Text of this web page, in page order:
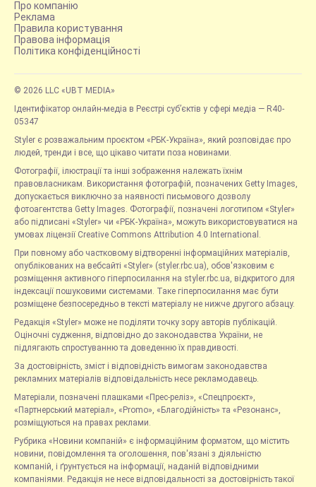
Про компанію
Реклама
Правила користування
Правова інформація
Політика конфіденційності
© 2026 LLC «UBT MEDIA»
Ідентифікатор онлайн-медіа в Реєстрі суб’єктів у сфері медіа — R40-
05347
Styler є розважальним проєктом «РБК-Україна», який розповідає про
людей, тренди і все, що цікаво читати поза новинами.
Фотографії, ілюстрації та інші зображення належать їхнім
правовласникам. Використання фотографій, позначених Getty Images,
допускається виключно за наявності письмового дозволу
фотоагентства Getty Images. Фотографії, позначені логотипом «Styler»
або підписані «Styler» чи «РБК-Україна», можуть використовуватися на
умовах ліцензії Creative Commons Attribution 4.0 International.
При повному або частковому відтворенні інформаційних матеріалів,
опублікованих на вебсайті «Styler» (styler.rbc.ua), обов'язковим є
розміщення активного гіперпосилання на styler.rbc.ua, відкритого для
індексації пошуковими системами. Таке гіперпосилання має бути
розміщене безпосередньо в тексті матеріалу не нижче другого абзацу.
Редакція «Styler» може не поділяти точку зору авторів публікацій.
Оціночні судження, відповідно до законодавства України, не
підлягають спростуванню та доведенню їх правдивості.
За достовірність, зміст і відповідність вимогам законодавства
рекламних матеріалів відповідальність несе рекламодавець.
Матеріали, позначені плашками «Прес-реліз», «Спецпроєкт»,
«Партнерський матеріал», «Promo», «Благодійність» та «Резонанс»,
розміщуються на правах реклами.
Рубрика «Новини компаній» є інформаційним форматом, що містить
новини, повідомлення та оголошення, пов'язані з діяльністю
компаній, і ґрунтується на інформації, наданій відповідними
компаніями. Редакція не несе відповідальності за достовірність такої